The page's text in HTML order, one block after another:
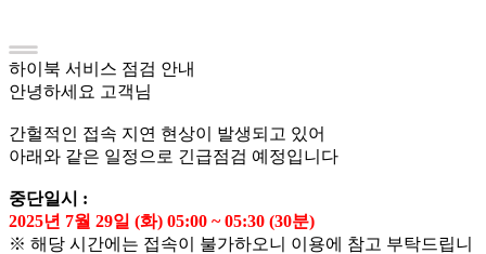
하이북 서비스 점검 안내
안녕하세요 고객님
간헐적인 접속 지연 현상이 발생되고 있어
아래와 같은 일정으로 긴급점검 예정입니다
중단일시 :
2025년 7월 29일 (화) 05:00 ~ 05:30 (30분)
※ 해당 시간에는 접속이 불가하오니 이용에 참고 부탁드립니